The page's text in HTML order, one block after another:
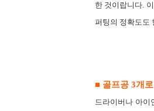
한 것이랍니다.
퍼팅의 정확도도
■ 골프공 3개
드라이버나 아이